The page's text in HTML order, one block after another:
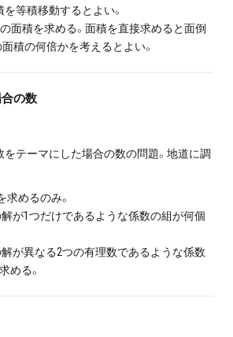
を等積移動するとよい。
面積を求める。面積を直接求めると面倒
面積の何倍かを考えるとよい。
合の数
テーマにした場合の数の問題。地道に調
求めるのみ。
解が1つだけであるような係数の組が何個
解が異なる2つの有理数であるような係数
める。